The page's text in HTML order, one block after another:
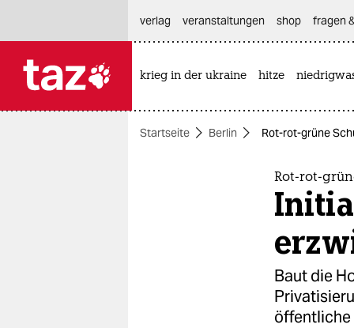
themen
verlag
veranstaltungen shop fragen
krieg in der ukraine hitze
Startseite Berlin Rot-rot-grüne
Rot-rot-
Baut die
öffentliche